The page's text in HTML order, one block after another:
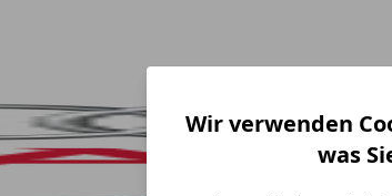
Wir verwenden
was